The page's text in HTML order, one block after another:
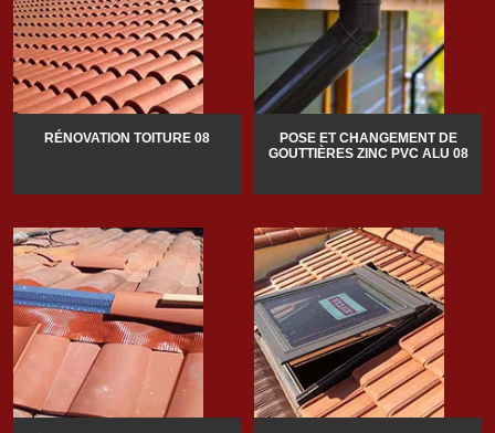
RÉNOVATION TOITURE 08
POSE ET CHANGEMENT DE
GOUTTIÈRES ZINC PVC ALU 08